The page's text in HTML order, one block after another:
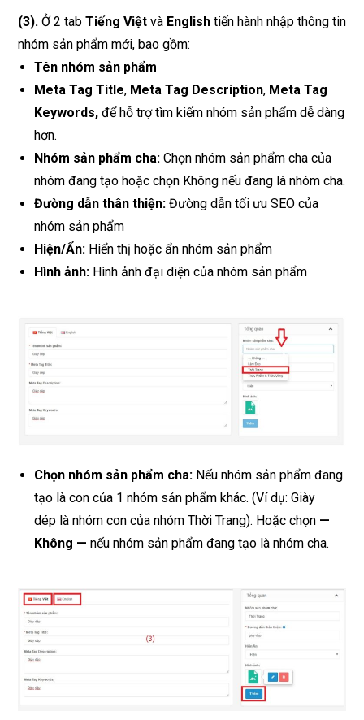
(3). Ở 2 tab Tiếng Việt và English tiến hành nhập thông tin
nhóm sản phẩm mới, bao gồm:
Tên nhóm sản phẩm
Meta Tag Title, Meta Tag Description, Meta Tag
Keywords, để hỗ trợ tìm kiếm nhóm sản phẩm dễ dàng
hơn.
Nhóm sản phẩm cha: Chọn nhóm sản phẩm cha của
nhóm đang tạo hoặc chọn Không nếu đang là nhóm cha.
Đường dẫn thân thiện: Đường dẫn tối ưu SEO của
nhóm sản phẩm
Hiện/Ẩn: Hiển thị hoặc ẩn nhóm sản phẩm
Hình ảnh: Hình ảnh đại diện của nhóm sản phẩm
Chọn nhóm sản phẩm cha: Nếu nhóm sản phẩm đang
tạo là con của 1 nhóm sản phẩm khác. (Ví dụ: Giày
dép là nhóm con của nhóm Thời Trang). Hoặc chọn —
Không — nếu nhóm sản phẩm đang tạo là nhóm cha.